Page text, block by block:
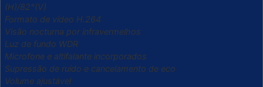
(H)/82°(V)
Formato de vídeo H.264
Visão nocturna por infravermelhos
Luz de fundo WDR
Microfone e altifalante incorporados
Supressão de ruído e cancelamento de eco
Volume ajustável